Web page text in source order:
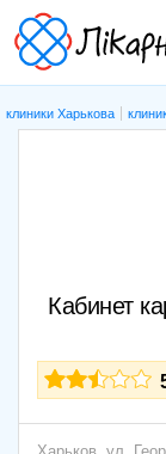
клиники Харькова
Кабинет